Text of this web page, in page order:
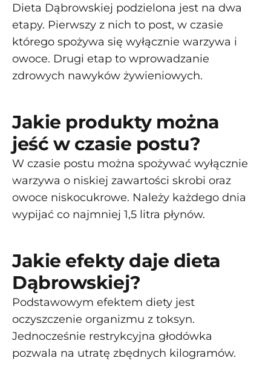
Dieta Dąbrowskiej podzielona jest na dwa
etapy. Pierwszy z nich to post, w czasie
którego spożywa się wyłącznie warzywa i
owoce. Drugi etap to wprowadzanie
zdrowych nawyków żywieniowych.
Jakie produkty można
jeść w czasie postu?
W czasie postu można spożywać wyłącznie
warzywa o niskiej zawartości skrobi oraz
owoce niskocukrowe. Należy każdego dnia
wypijać co najmniej 1,5 litra płynów.
Jakie efekty daje dieta
Dąbrowskiej?
Podstawowym efektem diety jest
oczyszczenie organizmu z toksyn.
Jednocześnie restrykcyjna głodówka
pozwala na utratę zbędnych kilogramów.